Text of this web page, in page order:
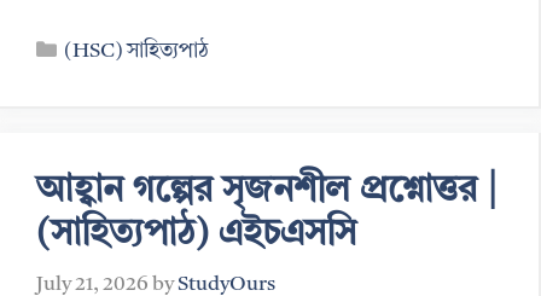
Categories
(HSC) সাহিত্যপাঠ
আহ্বান গল্পের সৃজনশীল প্রশ্নোত্তর |
(সাহিত্যপাঠ) এইচএসসি
July 21, 2026 byStudyOurs